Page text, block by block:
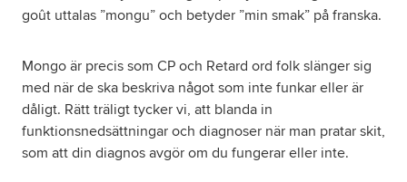
goût uttalas ”mongu” och betyder ”min smak” på franska.
Mongo är precis som CP och Retard ord folk slänger sig
med när de ska beskriva något som inte funkar eller är
dåligt. Rätt träligt tycker vi, att blanda in
funktionsnedsättningar och diagnoser när man pratar skit,
som att din diagnos avgör om du fungerar eller inte.